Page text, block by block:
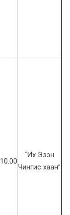
10.00
“Их Эзэн
Чингис хаан”